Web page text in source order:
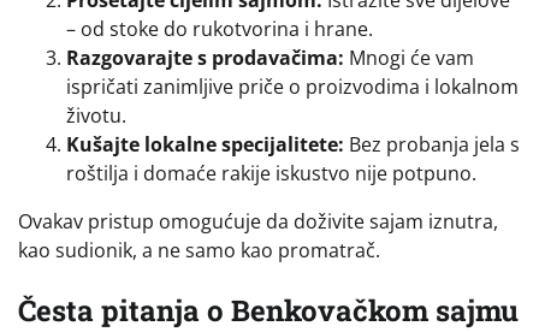
– od stoke do rukotvorina i hrane.
Razgovarajte s prodavačima: Mnogi će vam
ispričati zanimljive priče o proizvodima i lokalnom
životu.
Kušajte lokalne specijalitete: Bez probanja jela s
roštilja i domaće rakije iskustvo nije potpuno.
Ovakav pristup omogućuje da doživite sajam iznutra,
kao sudionik, a ne samo kao promatrač.
Česta pitanja o Benkovačkom sajmu